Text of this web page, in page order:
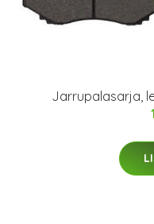
Jarrupalasarja,